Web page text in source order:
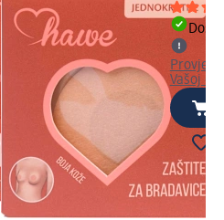
Vašoj